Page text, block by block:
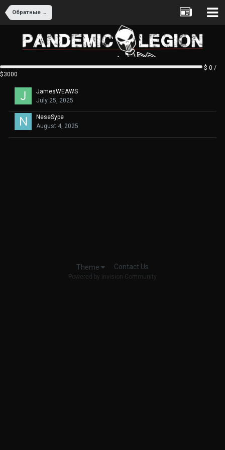
Обратные ссылки. Консультация по программе Xrumer
$ 0 /
$3000
JamesWEAWS
July 25, 2025
NeseSype
August 4, 2025
Theme Contact Us
Powered by Invision Community